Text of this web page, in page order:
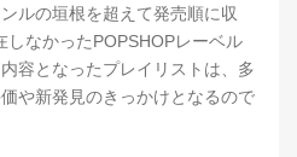
ルの垣根を超えて発売順に収
なかったPOPSHOPレーベル
容となったプレイリストは、多
や新発見のきっかけとなるので